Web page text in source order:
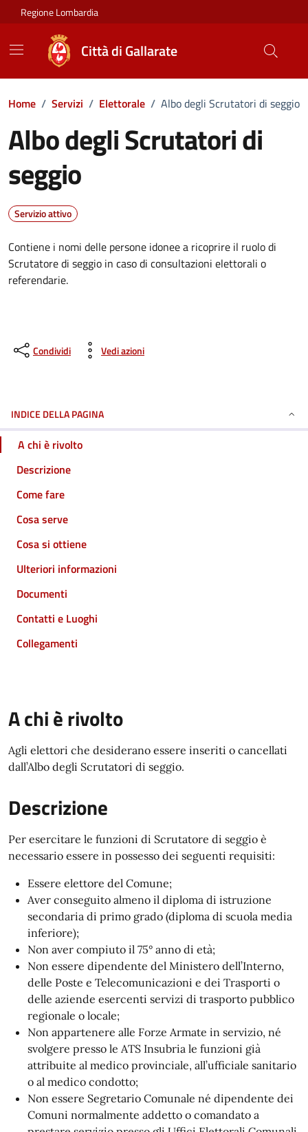
Vai ai contenuti
Vai al footer
Regione Lombardia
Città di Gallarate
Home / Servizi / Elettorale / Albo degli Scrutatori di seggio
Albo degli Scrutatori di
seggio
Servizio attivo
Contiene i nomi delle persone idonee a ricoprire il ruolo di
Scrutatore di seggio in caso di consultazioni elettorali o
referendarie.
Condividi Vedi azioni
INDICE DELLA PAGINA
A chi è rivolto
Descrizione
Come fare
Cosa serve
Cosa si ottiene
Ulteriori informazioni
Documenti
Contatti e Luoghi
Collegamenti
A chi è rivolto
Agli elettori che desiderano essere inseriti o cancellati
dall’Albo degli Scrutatori di seggio.
Descrizione
Per esercitare le funzioni di Scrutatore di seggio è
necessario essere in possesso dei seguenti requisiti:
Essere elettore del Comune;
Aver conseguito almeno il diploma di istruzione
secondaria di primo grado (diploma di scuola media
inferiore);
Non aver compiuto il 75° anno di età;
Non essere dipendente del Ministero dell’Interno,
delle Poste e Telecomunicazioni e dei Trasporti o
delle aziende esercenti servizi di trasporto pubblico
regionale o locale;
Non appartenere alle Forze Armate in servizio, né
svolgere presso le ATS Insubria le funzioni già
attribuite al medico provinciale, all’ufficiale sanitario
o al medico condotto;
Non essere Segretario Comunale né dipendente dei
Comuni normalmente addetto o comandato a